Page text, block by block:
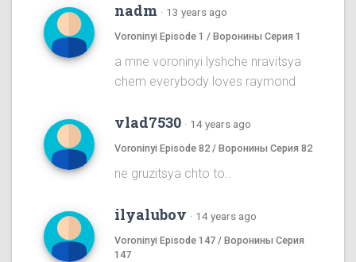
nadm · 13 years ago
Voroninyi Episode 1 / Воронины Серия 1
a mne voroninyi lyshche nravitsya
chem everybody loves raymond
vlad7530 · 14 years ago
Voroninyi Episode 82 / Воронины Серия 82
ne gruzitsya chto to..
ilyalubov · 14 years ago
Voroninyi Episode 147 / Воронины Серия
147